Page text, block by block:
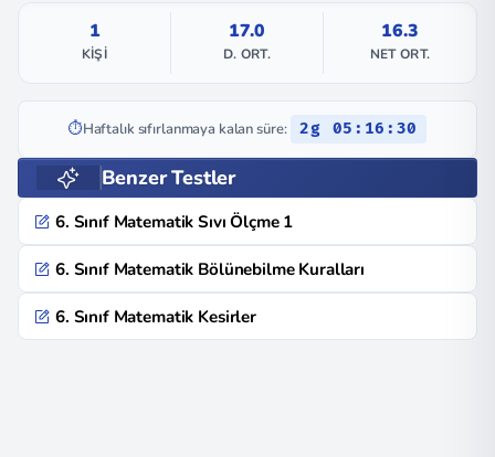
1
KIŞI
17.0
D. ORT.
16.3
NET ORT.
⏱️Haftalık sıfırlanmaya kalan süre: 2g 05:16:30
Benzer Testler
6. Sınıf Matematik Sıvı Ölçme 1
6. Sınıf Matematik Bölünebilme Kuralları
6. Sınıf Matematik Kesirler